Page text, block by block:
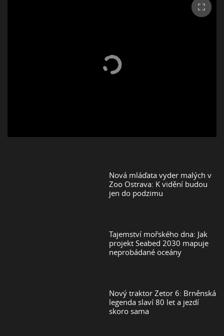
Nová mláďata vyder malých v
Zoo Ostrava: K vidění budou
jen do podzimu
Tajemství mořského dna: Jak
projekt Seabed 2030 mapuje
neprobádané oceány
Nový traktor Zetor 6: Brněnská
legenda slaví 80 let a jezdí
skoro sama